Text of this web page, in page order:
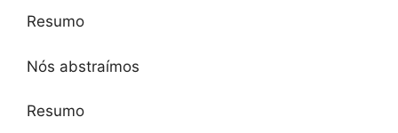
Resumo
Nós abstraímos
Resumo